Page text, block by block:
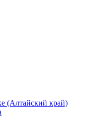
(Алтайский край)